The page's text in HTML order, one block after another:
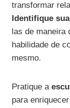
transformar
Identifique
las de
habilidade de
mesmo.
Pratique a
para